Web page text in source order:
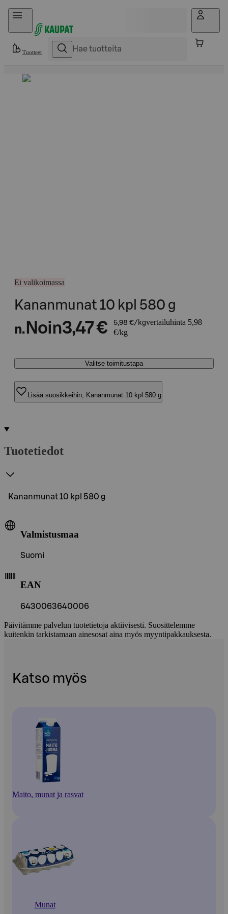
Hyppää sisältöön
Tuotteet
Ei valikoimassa
Kananmunat 10 kpl 580 g
n. Noin3,47 € 5,98 €/kgvertailuhinta 5,98
€/kg
Valitse toimitustapa
Lisää suosikkeihin, Kananmunat 10 kpl 580 g
Tuotetiedot
Kananmunat 10 kpl 580 g
Valmistusmaa
Suomi
EAN
6430063640006
Päivitämme palvelun tuotetietoja aktiivisesti. Suosittelemme
kuitenkin tarkistamaan ainesosat aina myös myyntipakkauksesta.
Katso myös
Maito, munat ja rasvat
Munat